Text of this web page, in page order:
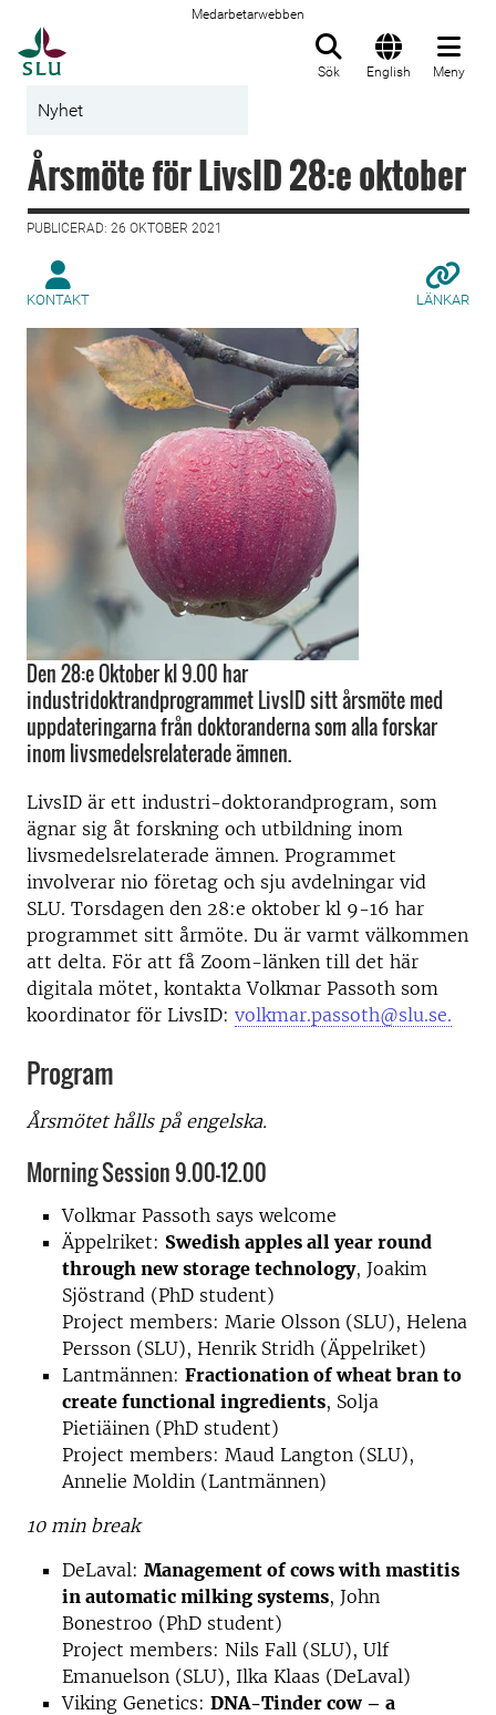
Medarbetarwebben
Sök English Meny
Nyhet
Årsmöte för LivsID 28:e oktober
PUBLICERAD: 26 OKTOBER 2021
KONTAKT LÄNKAR
Den 28:e Oktober kl 9.00 har
industridoktrandprogrammet LivsID sitt årsmöte med
uppdateringarna från doktoranderna som alla forskar
inom livsmedelsrelaterade ämnen.
LivsID är ett industri-doktorandprogram, som
ägnar sig åt forskning och utbildning inom
livsmedelsrelaterade ämnen. Programmet
involverar nio företag och sju avdelningar vid
SLU. Torsdagen den 28:e oktober kl 9-16 har
programmet sitt årmöte. Du är varmt välkommen
att delta. För att få Zoom-länken till det här
digitala mötet, kontakta Volkmar Passoth som
koordinator för LivsID: volkmar.passoth@slu.se.
Program
Årsmötet hålls på engelska.
Morning Session 9.00-12.00
Volkmar Passoth says welcome
Äppelriket: Swedish apples all year round
through new storage technology, Joakim
Sjöstrand (PhD student)
Project members: Marie Olsson (SLU), Helena
Persson (SLU), Henrik Stridh (Äppelriket)
Lantmännen: Fractionation of wheat bran to
create functional ingredients, Solja
Pietiäinen (PhD student)
Project members: Maud Langton (SLU),
Annelie Moldin (Lantmännen)
10 min break
DeLaval: Management of cows with mastitis
in automatic milking systems, John
Bonestroo (PhD student)
Project members: Nils Fall (SLU), Ulf
Emanuelson (SLU), Ilka Klaas (DeLaval)
Viking Genetics: DNA-Tinder cow – a